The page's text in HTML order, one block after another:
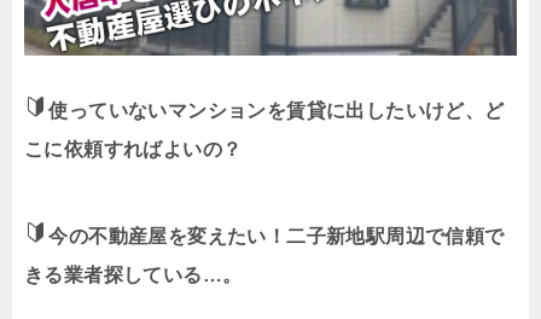
使っていないマンションを賃貸に出したいけど、ど
こに依頼すればよいの？
今の不動産屋を変えたい！二子新地駅周辺で信頼で
きる業者探している…。